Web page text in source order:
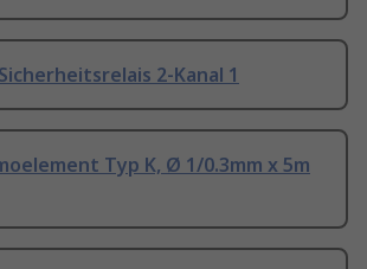
2-Kanal 1
Typ K, Ø 1/0.3mm x 5m